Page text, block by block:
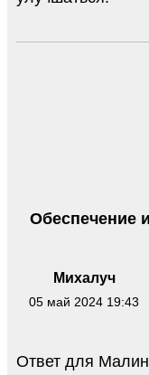
Михалуч
05 май 2024 19:43
Обеспечение
Ответ для